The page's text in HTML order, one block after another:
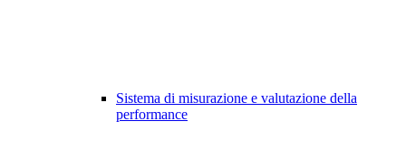
Sistema di misurazione e valutazione della
performance